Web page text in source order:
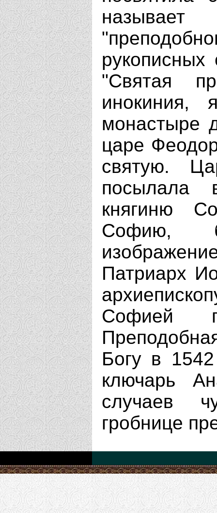
рукописных
"Святая
инокиния,
монастыре
царе
святую.
посылала
княгиню
Софию,
Патриарх
Софией
Богу в
ключарь
случаев
гробнице